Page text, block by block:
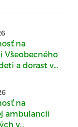
na
Všeobecného
a dorast v
na
ambulancii
v